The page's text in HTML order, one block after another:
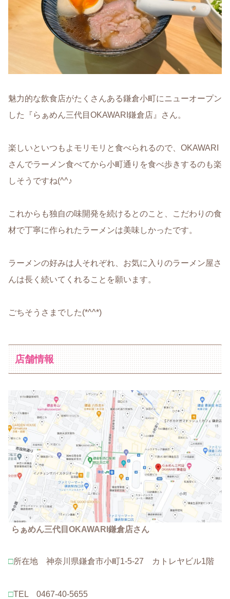
魅力的な飲食店がたくさんある鎌倉小町にニューオープン
した『らぁめん三代目OKAWARI鎌倉店』さん。
楽しいといつもよモリモリと食べられるので、OKAWARI
さんでラーメン食べてから小町通りを食べ歩きするのも楽
しそうですね(^^♪
これからも独自の味開発を続けるとのこと、こだわりの食
材で丁寧に作られたラーメンは美味しかったです。
ラーメンの好みは人それぞれ、お気に入りのラーメン屋さ
んは長く続いてくれることを願います。
ごちそうさまでした(*^^*)
店舗情報
らぁめん三代目OKAWARI鎌倉店さん
□所在地 神奈川県鎌倉市小町1-5-27 カトレヤビル1階
□TEL 0467-40-5655